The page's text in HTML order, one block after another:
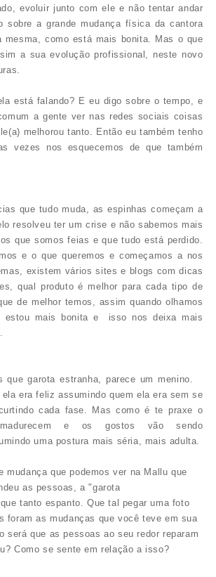
evoluir junto com ele e não tentar andar
sobre a grande mudança física da cantora
mesma, como está mais bonita. Mas o que
sim a sua evolução profissional, neste novo
está falando? E eu digo sobre o tempo, e
a gente ver nas redes sociais coisas
melhorou tanto. Então eu também tenho
vezes nos esquecemos de que também
que tudo muda, as espinhas começam a
resolveu ter um crise e não sabemos mais
que somos feias e que tudo está perdido.
e o que queremos e começamos a nos
existem vários sites e blogs com dicas
qual produto é melhor para cada tipo de
de melhor temos, assim quando olhamos
estou mais bonita e isso nos deixa mais
garota estranha, parece um menino.
era feliz assumindo quem ela era sem se
cada fase.
Mas como é te praxe o
e os gostos vão sendo
uma postura mais séria, mais adulta.
mudança que podemos ver na Mallu que
as pessoas, a "garota
tanto espanto. Que tal pegar uma foto
foram as mudanças que você teve em sua
será que as pessoas ao seu redor reparam
Como se sente em relação a isso?